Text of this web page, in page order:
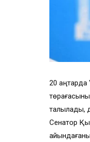
20
талқылады,
Сенатор